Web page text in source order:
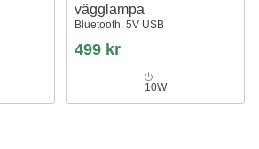
vägglampa
Bluetooth, 5V USB
499 kr
10W